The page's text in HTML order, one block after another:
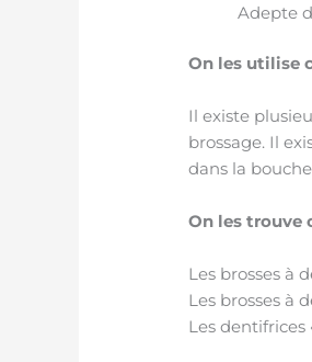
Adepte
On les utilise
Il existe
brossage. Il
dans la
On les trouve
Les brosses à
Les brosses à
Les dentifrices